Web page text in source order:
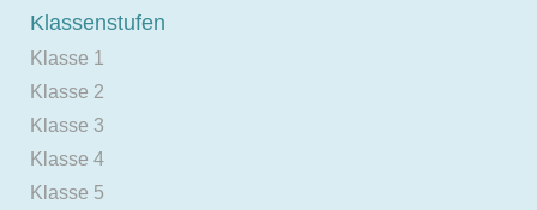
Klassenstufen
Klasse 1
Klasse 2
Klasse 3
Klasse 4
Klasse 5